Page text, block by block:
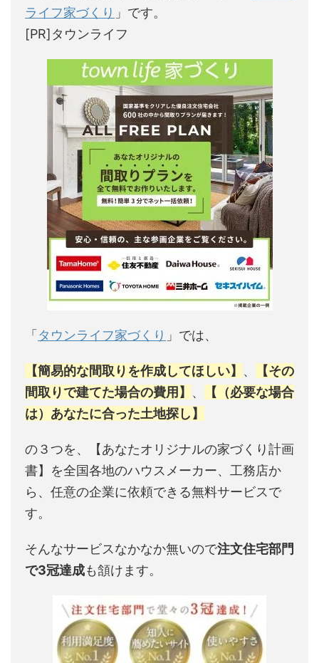
ライフ家づくり 」です。
[PR]タウンライフ
「 タウンライフ家づくり 」では、
【簡易的な間取りを作成してほしい】 、
【その
間取りで建てた場合の費用】 、
【（必要な場合
は）あなたに合った土地探し】
の３つを、【あなたオリジナルの家づくり計画
書】を全国各地のハウスメーカー、工務店か
ら、任意の企業に依頼できる無料サービスで
す。
そんなサービスなかなか無いので注文住宅部門
で3冠達成も頷けます。